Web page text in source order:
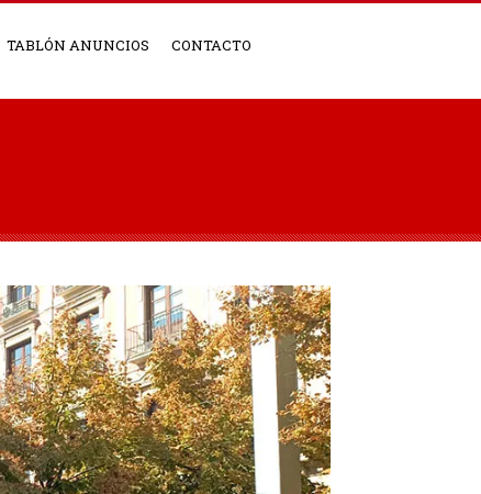
TABLÓN ANUNCIOS CONTACTO